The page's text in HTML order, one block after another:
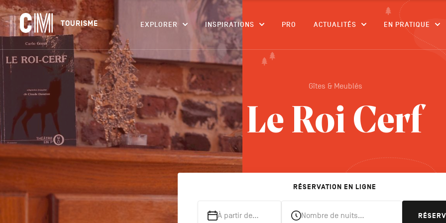
CM
Tourisme
TOURISME EXPLORER INSPIRATIONS PRO ACTUALITÉS EN PRATIQUE
Rechercher
une
activité,
un
logement…
Gîtes & Meublés
Le Roi Cerf
RÉSERVATION EN LIGNE
À partir de… Nombre de nuits…